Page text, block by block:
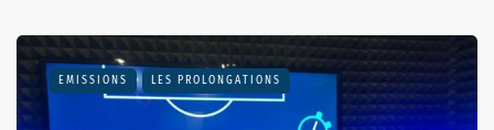
EMISSIONS LES PROLONGATIONS